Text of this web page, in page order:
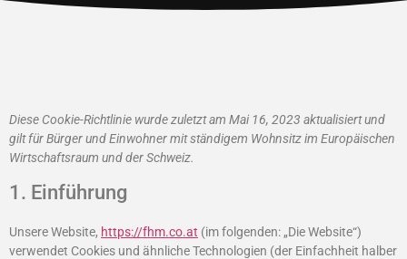
Diese Cookie-Richtlinie wurde zuletzt am Mai 16, 2023 aktualisiert und
gilt für Bürger und Einwohner mit ständigem Wohnsitz im Europäischen
Wirtschaftsraum und der Schweiz.
1. Einführung
Unsere Website, https://fhm.co.at (im folgenden: „Die Website“)
verwendet Cookies und ähnliche Technologien (der Einfachheit halber